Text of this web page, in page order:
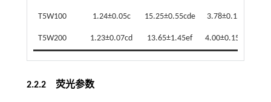
T5W100 1.24±0.05c 15.25±0.55cde 3.78±0.15e
T5W200 1.23±0.07cd 13.65±1.45ef 4.00±0.15de
2.2.2 荧光参数